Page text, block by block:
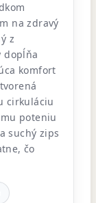
na zdravý
z
dopĺňa
komfort
cirkuláciu
poteniu
suchý zips
čo